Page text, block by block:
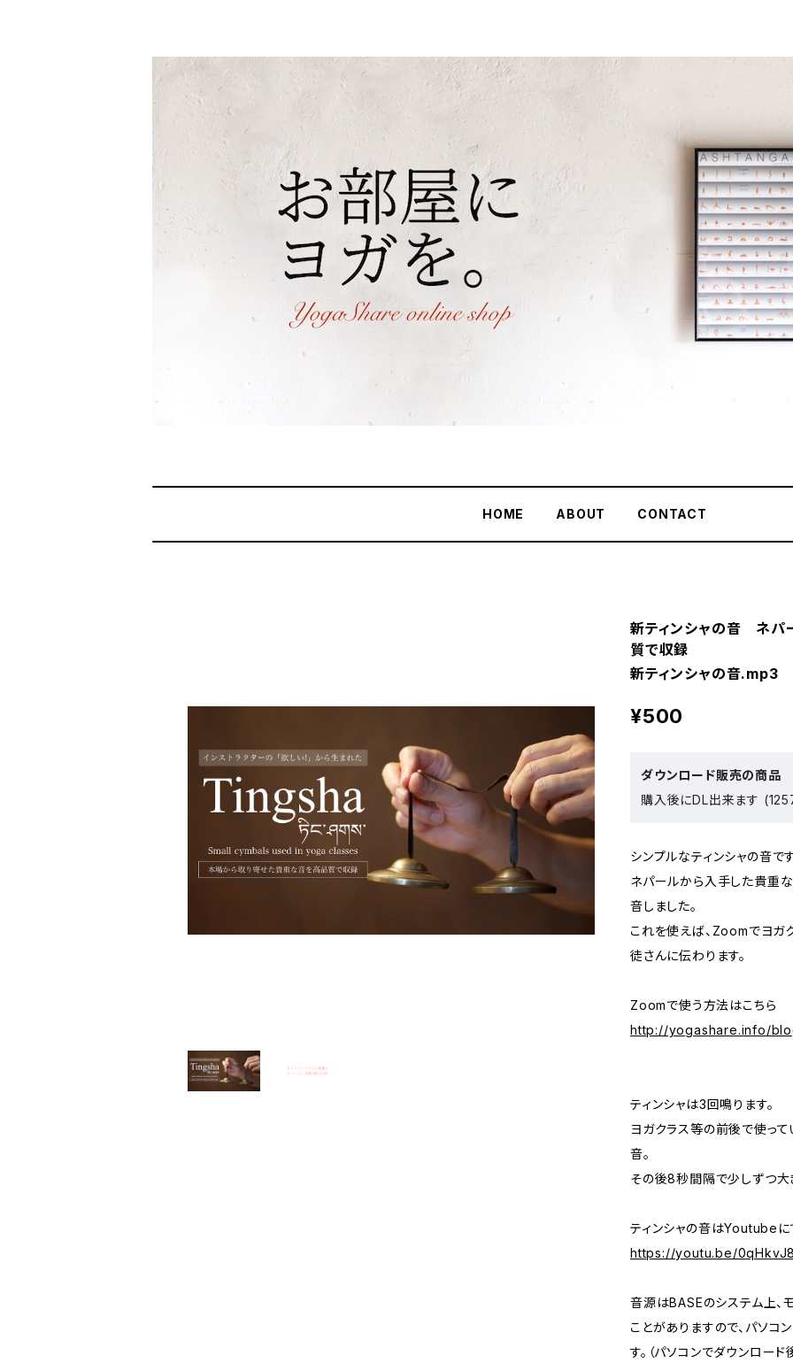
HOME ABOUT CONTACT
新ティンシャの音 ネパ
質で収録
新ティンシャの音.mp3
¥500
ダウンロード販売の商品
購入後にDL出来ます
シンプルなティンシャの音です
ネパールから入手した貴重
音しました。
これを使えば、Zoomでヨガ
徒さんに伝わります。
Zoomで使う方法はこちら
http://yogashare.info/
ティンシャは3回鳴ります。
ヨガクラス等の前後で使っ
音。
その後8秒間隔で少しずつ大
ティンシャの音はYoutubeに
https://youtu.be/
音源はBASEのシステム上、
ことがありますので、パソコ
す。（パソコンでダウンロー